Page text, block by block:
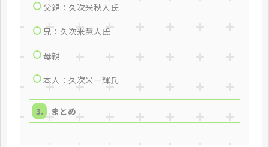
父親：久次米秋人氏
兄：久次米慧人氏
母親
本人：久次米一輝氏
まとめ